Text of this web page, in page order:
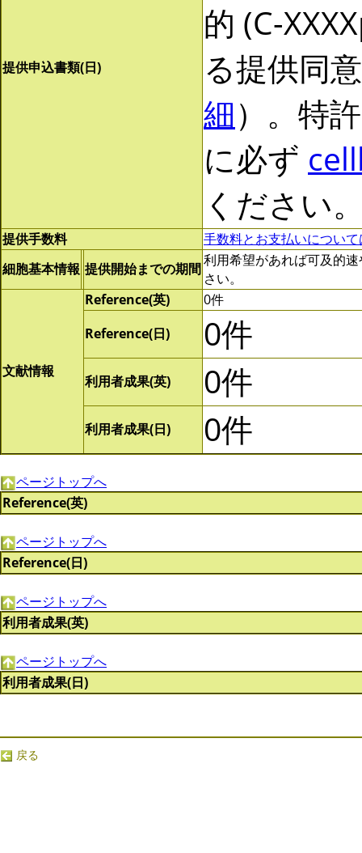
提供申込書類(日)
的 (C-
る提供同
細）。特
に必ず
ください
提供手数料
手数料とお支払いについ
細胞基本情報 提供開始までの期間利用希望があれば可及的
さい。
文献情報
Reference(英)
0件
Reference(日)
0件
利用者成果(英) 0件
利用者成果(日) 0件
ページトップへ
Reference(英)
ページトップへ
Reference(日)
ページトップへ
利用者成果(英)
ページトップへ
利用者成果(日)
戻る